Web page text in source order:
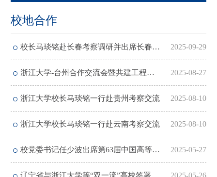
校地合作
校长马琰铭赴长春考察调研并出席长春论坛 2025-09-29
浙江大学-台州合作交流会暨共建工程师学院台州分院签约仪式举行 2025-08-27
浙江大学校长马琰铭一行赴贵州考察交流 2025-08-10
浙江大学校长马琰铭一行赴云南考察交流 2025-08-10
校党委书记任少波出席第63届中国高等教育博览会、辽宁省与“双一流”高校深化战略合作座谈会 2025-05-27
辽宁省与浙江大学等“双一流”高校签署战略合作框架协议 2025-05-26